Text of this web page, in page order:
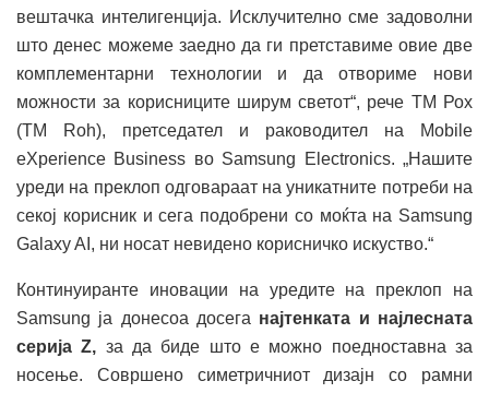
вештачка интелигенција. Исклучително сме задоволни
што денес можеме заедно да ги претставиме овие две
комплементарни технологии и да отвориме нови
можности за корисниците ширум светот“, рече ТМ Рох
(TM Roh), претседател и раководител на Mobile
eXperience Business во Samsung Electronics. „Нашите
уреди на преклоп одговараат на уникатните потреби на
секој корисник и сега подобрени со моќта на Samsung
Galaxy AI, ни носат невидено корисничко искуство.“
Континуиранте иновации на уредите на преклоп на
Samsung ја донесоа досега најтенката и најлесната
серија Z, за да биде што е можно поедноставна за
носење. Совршено симетричниот дизајн со рамни